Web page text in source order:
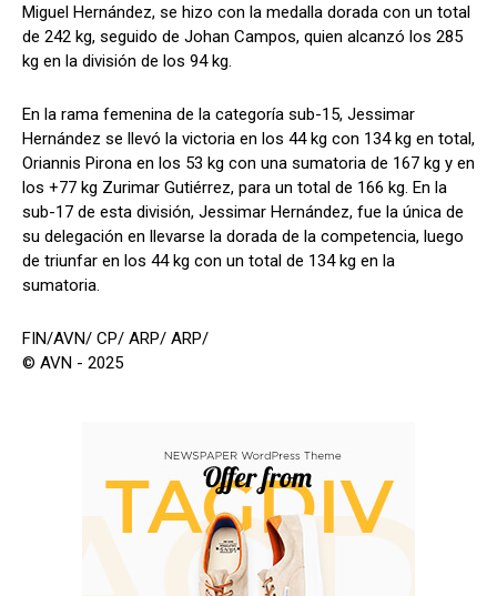
Miguel Hernández, se hizo con la medalla dorada con un total
de 242 kg, seguido de Johan Campos, quien alcanzó los 285
kg en la división de los 94 kg.
En la rama femenina de la categoría sub-15, Jessimar
Hernández se llevó la victoria en los 44 kg con 134 kg en total,
Oriannis Pirona en los 53 kg con una sumatoria de 167 kg y en
los +77 kg Zurimar Gutiérrez, para un total de 166 kg. En la
sub-17 de esta división, Jessimar Hernández, fue la única de
su delegación en llevarse la dorada de la competencia, luego
de triunfar en los 44 kg con un total de 134 kg en la
sumatoria.
FIN/AVN/ CP/ ARP/ ARP/
© AVN - 2025